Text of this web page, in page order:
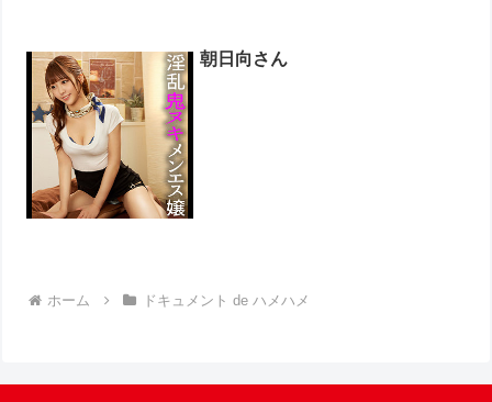
朝日向さん
ホーム ドキュメント de ハメハメ